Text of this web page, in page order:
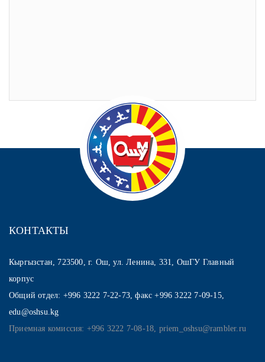
КОНТАКТЫ
Кыргызстан, 723500, г. Ош, ул. Ленина, 331, ОшГУ Главный
корпус
Общий отдел: +996 3222 7-22-73, факс +996 3222 7-09-15,
edu@oshsu.kg
Приемная комиссия: +996 3222 7-08-18, priem_oshsu@rambler.ru